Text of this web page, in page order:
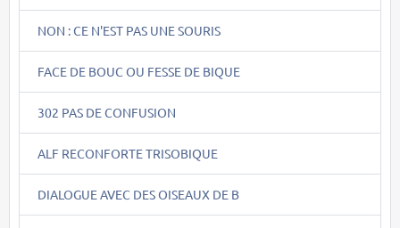
NON : CE N'EST PAS UNE SOURIS
FACE DE BOUC OU FESSE DE BIQUE
302 PAS DE CONFUSION
ALF RECONFORTE TRISOBIQUE
DIALOGUE AVEC DES OISEAUX DE B